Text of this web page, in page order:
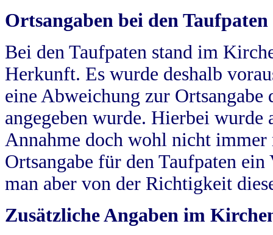
Ortsangaben bei den Taufpaten
Bei den Taufpaten stand im
Herkunft. Es wurde deshalb
eine Abweichung zur
angegeben wurde. Hierbei wurde
Annahme doch wohl nicht
Ortsangabe für den Taufpaten
man aber von der Richtigkeit
Zusätzliche Angaben im